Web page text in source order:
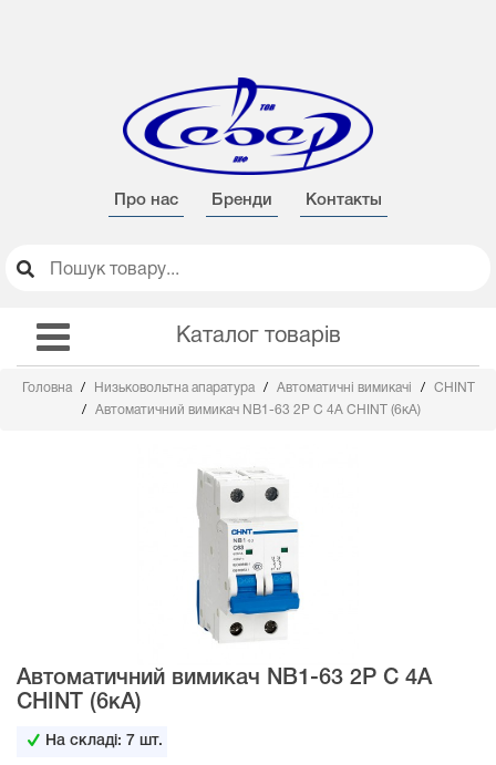
Про нас Бренди Контакты
Каталог товарів
Головна Низьковольтна апаратура Автоматичні вимикачі
CHINT
Автоматичний вимикач NB1-63 2Р С 4А CHINT (6кА)
Автоматичний вимикач NB1-63 2Р С 4А
CHINT (6кА)
На складі:7 шт.